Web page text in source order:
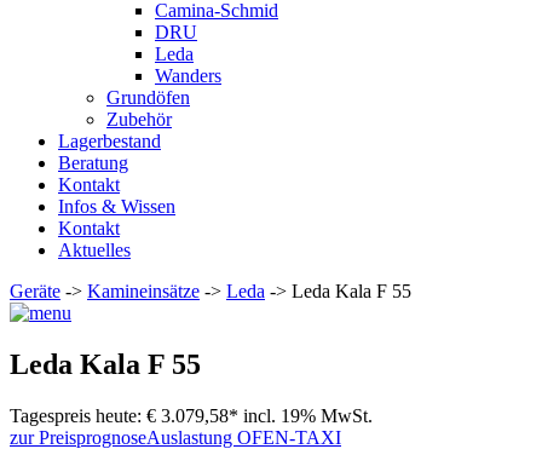
Camina-Schmid
DRU
Leda
Wanders
Grundöfen
Zubehör
Lagerbestand
Beratung
Kontakt
Infos & Wissen
Kontakt
Aktuelles
Geräte -> Kamineinsätze -> Leda -> Leda Kala F 55
Leda Kala F 55
Tagespreis heute: € 3.079,58* incl. 19% MwSt.
zur PreisprognoseAuslastung OFEN-TAXI